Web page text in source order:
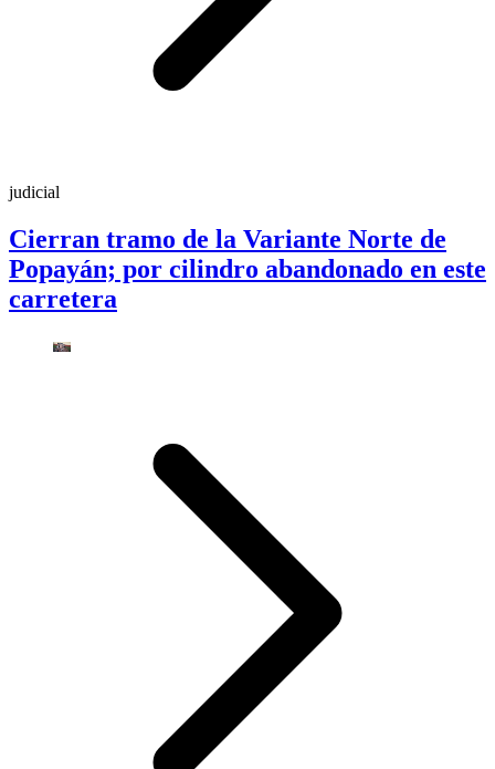
judicial
Cierran tramo de la Variante Norte de
Popayán; por cilindro abandonado en este
carretera